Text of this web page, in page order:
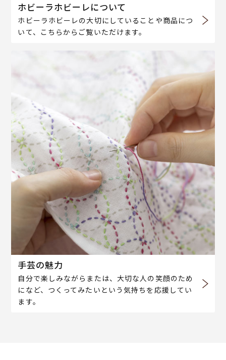
ホビーラホビーレについて
ホビーラホビーレの大切にしていることや商品につ
いて、こちらからご覧いただけます。
手芸の魅力
自分で楽しみながらまたは、大切な人の笑顔のため
になど、つくってみたいという気持ちを応援してい
ます。